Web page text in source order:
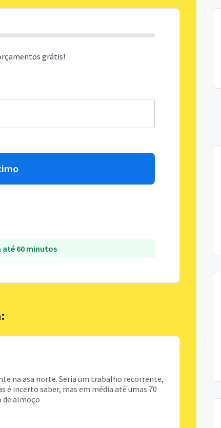
grátis!
até 60 minutos
na asa norte. Seria um trabalho recorrente,
é incerto saber, mas em média até umas 70
de almoço